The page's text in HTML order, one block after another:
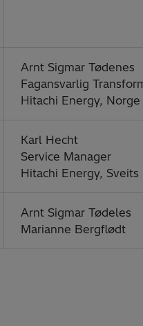
Arnt Sigmar Tødenes
Fagansvarlig
Hitachi Energy, Norge
Karl Hecht
Service Manager
Hitachi Energy, Sveits
Arnt Sigmar Tødeles
Marianne Bergflødt